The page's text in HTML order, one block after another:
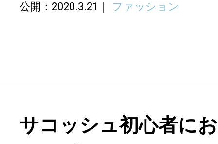
公開：2020.3.21 ファッション
サコッシュ初心者に